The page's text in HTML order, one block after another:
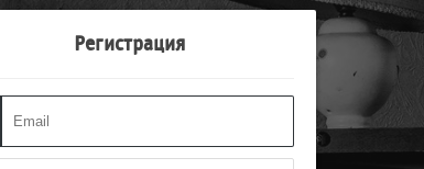
Регистрация